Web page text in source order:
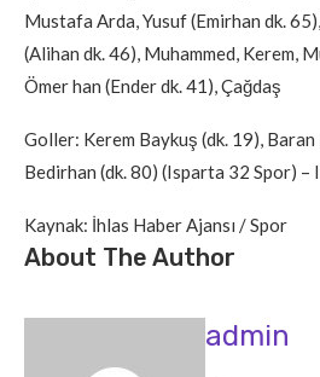
Mustafa Arda, Yusuf (Emirhan dk.
(Alihan dk. 46), Muhammed, Kerem,
Ömer han (Ender dk. 41), Çağdaş
Goller: Kerem Baykuş (dk. 19),
Bedirhan (dk. 80) (Isparta 32 Spor) –
Kaynak: İhlas Haber Ajansı / Spor
About The Author
admin